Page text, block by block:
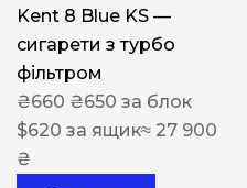
Kent 8 Blue KS —
сигарети з турбо
фільтром
₴660 ₴650 за блок
$620 за ящик≈ 27 900
₴